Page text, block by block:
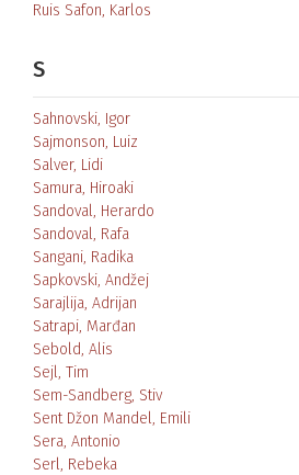
Ruis Safon, Karlos
S
Sahnovski, Igor
Sajmonson, Luiz
Salver, Lidi
Samura, Hiroaki
Sandoval, Herardo
Sandoval, Rafa
Sangani, Radika
Sapkovski, Andžej
Sarajlija, Adrijan
Satrapi, Marđan
Sebold, Alis
Sejl, Tim
Sem-Sandberg, Stiv
Sent Džon Mandel, Emili
Sera, Antonio
Serl, Rebeka